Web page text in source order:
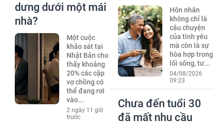
dưng dưới một mái
nhà?
Một cuộc
khảo sát tại
Nhật Bản cho
thấy khoảng
20% các cặp
vợ chồng có
thể đang rơi
vào...
2 ngày 11 giờ
trước
Hôn nhân
không chỉ là
câu chuyện
của tình yêu
mà còn là sự
hòa hợp trong
lối sống, tư...
04/08/2026
09:23
Chưa đến tuổi 30
đã mất nhu cầu